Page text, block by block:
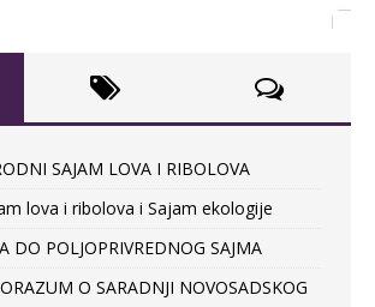
SAJAM LOVA I RIBOLOVA
lova i ribolova i Sajam ekologije
DO POLJOPRIVREDNOG SAJMA
O SARADNJI NOVOSADSKOG